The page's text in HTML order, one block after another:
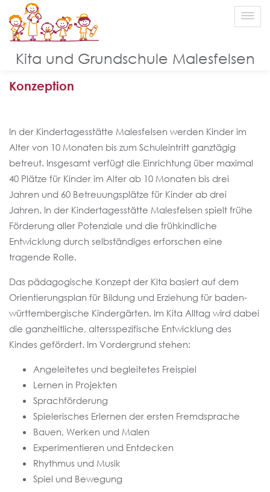
Kita und Grundschule Malesfelsen
Konzeption Kita Malesfelsen
Konzeption
In der Kindertagesstätte Malesfelsen werden Kinder im
Alter von 10 Monaten bis zum Schuleintritt ganztägig
betreut. Insgesamt verfügt die Einrichtung über maximal
40 Plätze für Kinder im Alter ab 10 Monaten bis drei
Jahren und 60 Betreuungsplätze für Kinder ab drei
Jahren. In der Kindertagesstätte Malesfelsen spielt frühe
Förderung aller Potenziale und die frühkindliche
Entwicklung durch selbständiges erforschen eine
tragende Rolle.
Das pädagogische Konzept der Kita basiert auf dem
Orientierungsplan für Bildung und Erziehung für baden-
württembergische Kindergärten. Im Kita Alltag wird dabei
die ganzheitliche, altersspezifische Entwicklung des
Kindes gefördert. Im Vordergrund stehen:
Angeleitetes und begleitetes Freispiel
Lernen in Projekten
Sprachförderung
Spielerisches Erlernen der ersten Fremdsprache
Bauen, Werken und Malen
Experimentieren und Entdecken
Rhythmus und Musik
Spiel und Bewegung